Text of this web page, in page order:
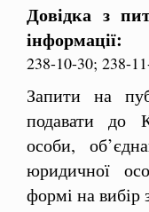
Довідка з
інформації:
238-10-30; 238-
Запити на
подавати до
особи,
юридичної
формі на вибір